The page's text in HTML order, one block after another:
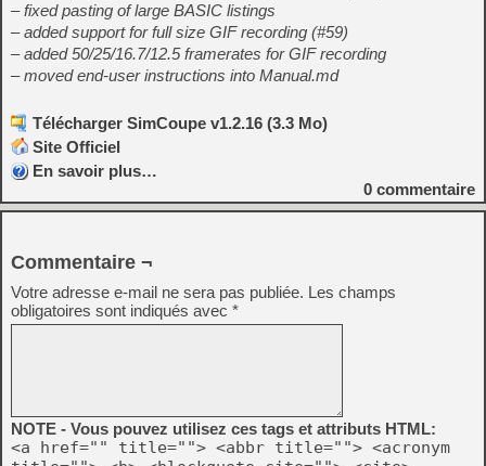
– fixed pasting of large BASIC listings
– added support for full size GIF recording (#59)
– added 50/25/16.7/12.5 framerates for GIF recording
– moved end-user instructions into Manual.md
Télécharger SimCoupe v1.2.16 (3.3 Mo)
Site Officiel
En savoir plus…
0 commentaire
Commentaire ¬
Votre adresse e-mail ne sera pas publiée. Les champs
obligatoires sont indiqués avec *
NOTE - Vous pouvez utilisez ces tags et attributs HTML:
<a href="" title=""> <abbr title=""> <acronym